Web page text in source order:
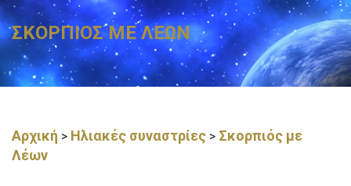
ΣΚΟΡΠΙΟΣ ΜΕ ΛΕΩΝ
Αρχική > Ηλιακές συναστρίες > Σκορπιός με
Λέων